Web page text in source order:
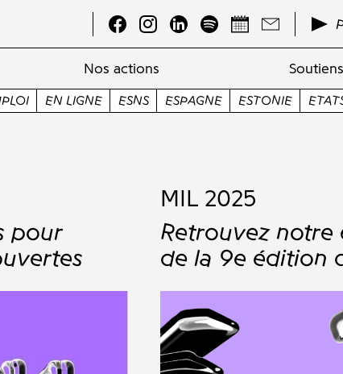
Nos actions Soutiens
ESPAGNE ESTONIE ETATS-UNIS ETUDES
pour
MIL 2025
Retrouvez notre
de la 9e édition